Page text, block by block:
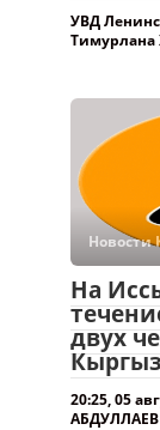
УВД
Тимурлана
Новости
На
двух
20:25, 05